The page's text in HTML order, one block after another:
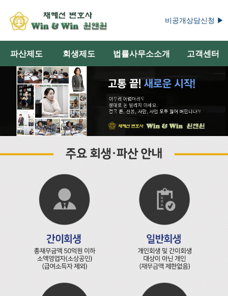
비공개상담신청 ▶
파산제도 회생제도 법률사무소소개 고객센터